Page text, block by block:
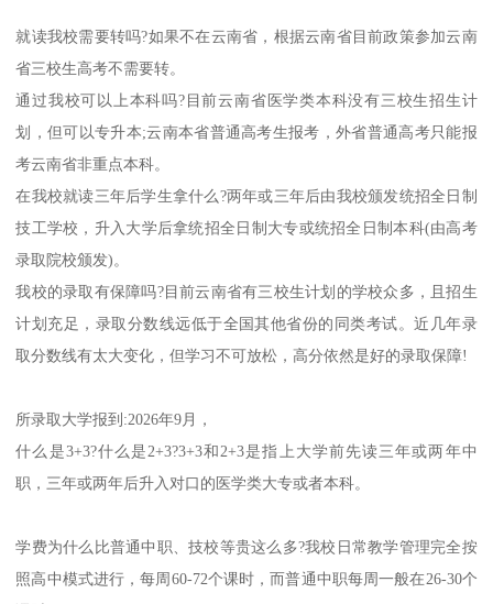
就读我校需要转吗?如果不在云南省，根据云南省目前政策参加云南
省三校生高考不需要转。
通过我校可以上本科吗?目前云南省医学类本科没有三校生招生计
考云南省非重点本科。
在我校就读三年后学生拿什么?两年或三年后由我校颁发统招全日制
技工学校，升入大学后拿统招全日制大专或统招全日制本科(由高考
我校的录取有保障吗?目前云南省有三校生计划的学校众多，且招生
计划充足，录取分数线远低于全国其他省份的同类考试。近几年录